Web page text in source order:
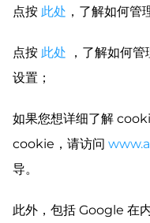
点按 此处 ，了解如何管
点按 此处 ，了解如何
设置；
如果您想详细了解
cookie，请访问
导。
此外，包括 Google 在